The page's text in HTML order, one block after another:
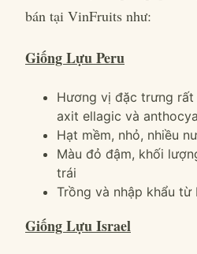
bán tại VinFruits như:
Giống Lựu Peru
Hương vị đặc trưng
axit ellagic và
Hạt mềm, nhỏ, nhiều
Màu đỏ đậm, khối
trái
Trồng và nhập khẩu từ
Giống Lựu Israel